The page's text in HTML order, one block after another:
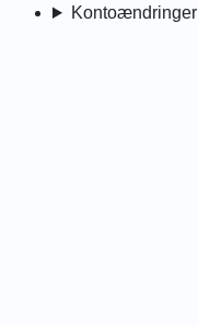
Kontoændringer